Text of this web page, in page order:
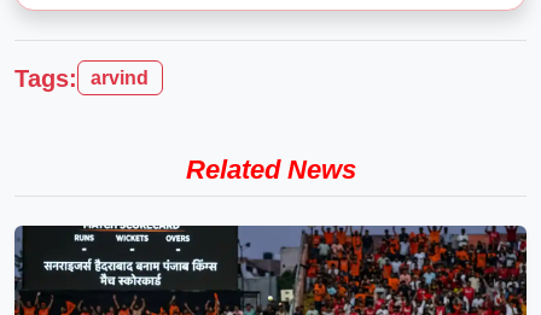
Tags: arvind
Related News